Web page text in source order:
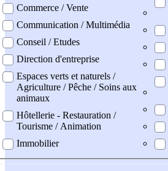
Commerce / Vente
Communication / Multimédia
Conseil / Etudes
Direction d'entreprise
Espaces verts et naturels /
Agriculture / Pêche / Soins aux
animaux
Hôtellerie - Restauration /
Tourisme / Animation
Immobilier